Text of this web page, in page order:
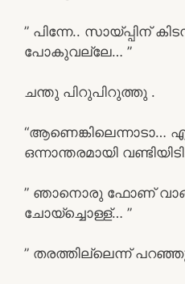
” പിന്നേ.. സായ്പ്പിന്
പോകുവല്ലേ… ”
ചന്തു പിറുപിറുത്തു .
“ആണെങ്കിലെന്നാടാ…
ഒന്നാന്തരമായി
” ഞാനൊരു ഫോണ്
ചോയ്ച്ചൊള്ള്… ”
” തരത്തില്ലെന്ന്